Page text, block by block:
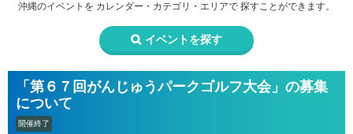
沖縄のイベントを カレンダー・カテゴリ・エリアで 探すことができます。
イベントを探す
「第６７回がんじゅうパークゴルフ大会」の募集
について
開催終了